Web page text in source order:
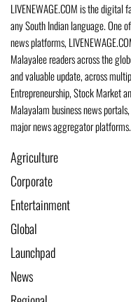
LIVENEWAGE.COM is the
any South Indian language. One
news platforms,
Malayalee readers across the
and valuable update, across
Entrepreneurship, Stock Market
Malayalam business news
major news aggregator platforms.
Agriculture
Corporate
Entertainment
Global
Launchpad
News